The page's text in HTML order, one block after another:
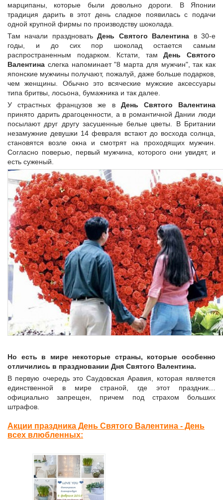
марципаны, которые были довольно дороги. В Японии
традиция дарить в этот день сладкое появилась с подачи
одной крупной фирмы по производству шоколада.
Там начали праздноватьДень Святого Валентина в 30-е
годы, и до сих пор шоколад остается самым
распространенным подарком. Кстати, тамДень Святого
Валентина слегка напоминает "8 марта для мужчин", так как
японские мужчины получают, пожалуй, даже больше подарков,
чем женщины. Обычно это всяческие мужские аксессуары
типа бритвы, лосьона, бумажника и так далее.
У страстных французов же в День Святого Валентина
принято дарить драгоценности, а в романтичной Дании люди
посылают друг другу засушенные белые цветы. В Британии
незамужние девушки 14 февраля встают до восхода солнца,
становятся возле окна и смотрят на проходящих мужчин.
Согласно поверью, первый мужчина, которого они увидят, и
есть суженый.
Но есть в мире некоторые страны, которые особенно
отличились в праздновании Дня Святого Валентина.
В первую очередь это Саудовская Аравия, которая является
единственной в мире страной, где этот праздник…
официально запрещен, причем под страхом больших
штрафов.
Акции праздника День Святого Валентина - День
всех влюбленных: